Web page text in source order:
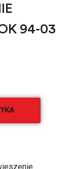
94-03